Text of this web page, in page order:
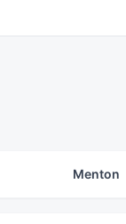
Menton